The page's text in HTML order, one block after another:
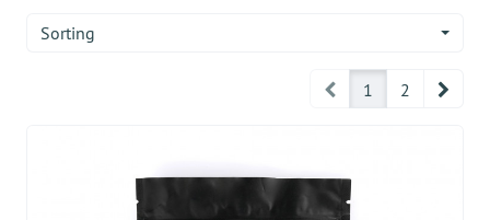
Sorting
Prev1 2